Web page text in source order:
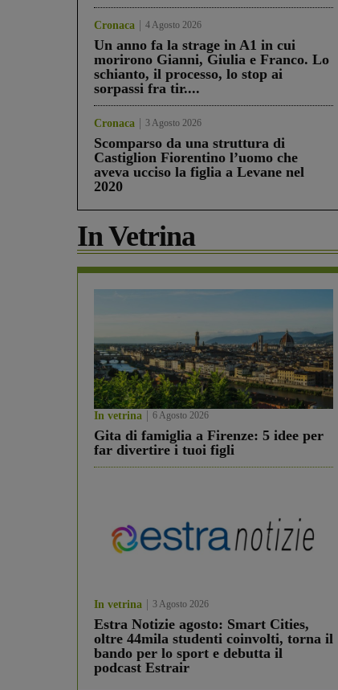
Cronaca 4 Agosto 2026
Un anno fa la strage in A1 in cui
morirono Gianni, Giulia e Franco. Lo
schianto, il processo, lo stop ai
sorpassi fra tir....
Cronaca 3 Agosto 2026
Scomparso da una struttura di
Castiglion Fiorentino l’uomo che
aveva ucciso la figlia a Levane nel
2020
In Vetrina
In vetrina 6 Agosto 2026
Gita di famiglia a Firenze: 5 idee per
far divertire i tuoi figli
In vetrina 3 Agosto 2026
Estra Notizie agosto: Smart Cities,
oltre 44mila studenti coinvolti, torna il
bando per lo sport e debutta il
podcast Estrair